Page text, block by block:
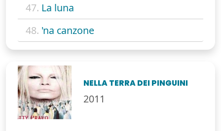
47. La luna
48. 'na canzone
NELLA TERRA DEI PINGUINI
2011